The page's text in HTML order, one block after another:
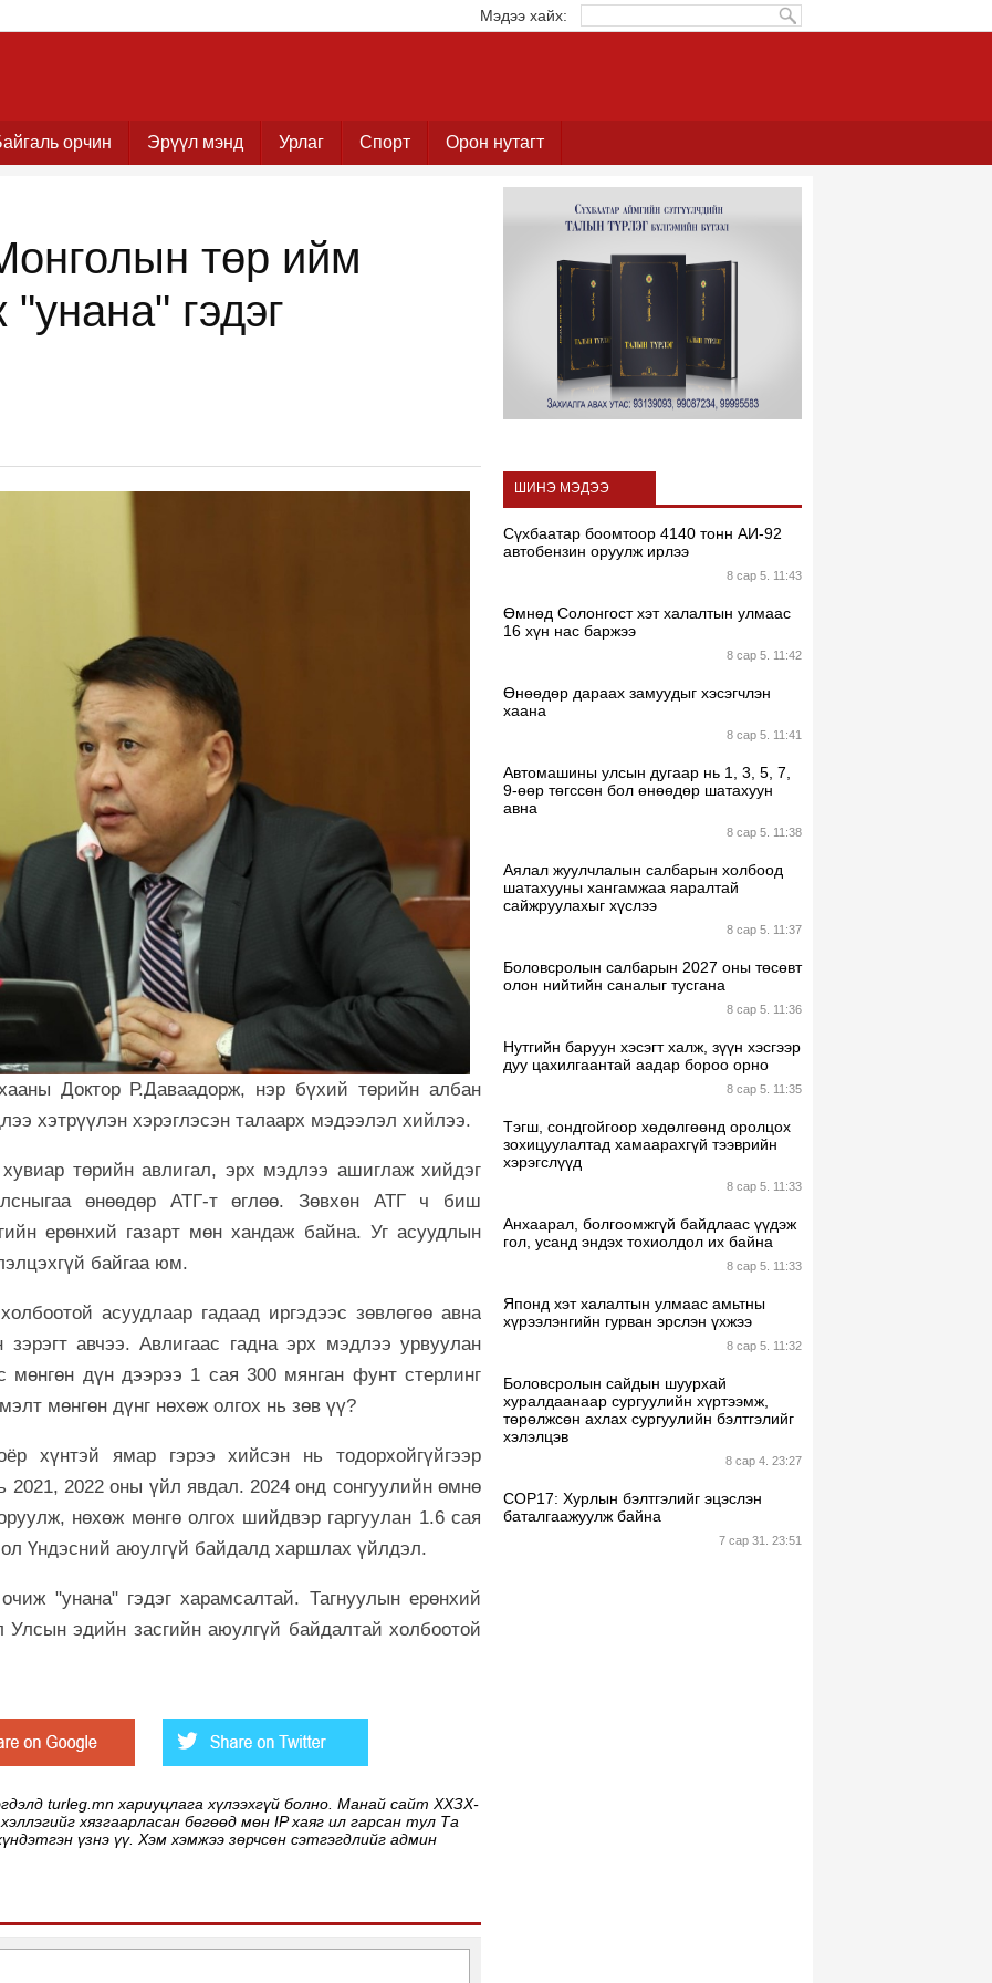
Мэдээ хайх:
орчин Эрүүл мэнд Урлаг Спорт Орон нутагт
төр ийм
гэдэг
Доктор Р.Даваадорж, нэр бүхий төрийн албан
хэтрүүлэн хэрэглэсэн талаарх мэдээлэл хийлээ.
төрийн авлигал, эрх мэдлээ ашиглаж хийдэг
өнөөдөр АТГ-т өглөө. Зөвхөн АТГ ч биш
ерөнхий газарт мөн хандаж байна. Уг асуудлын
байгаа юм.
асуудлаар гадаад иргэдээс зөвлөгөө авна
авчээ. Авлигаас гадна эрх мэдлээ урвуулан
мөнгөн дүн дээрээ 1 сая 300 мянган фунт стерлинг
мөнгөн дүнг нөхөж олгох нь зөв үү?
хүнтэй ямар гэрээ хийсэн нь тодорхойгүйгээр
2022 оны үйл явдал. 2024 онд сонгуулийн өмнө
нөхөж мөнгө олгох шийдвэр гаргуулан 1.6 сая
Үндэсний аюулгүй байдалд харшлах үйлдэл.
"унана" гэдэг харамсалтай. Тагнуулын ерөнхий
Улсын эдийн засгийн аюулгүй байдалтай холбоотой
turleg.mn хариуцлага хүлээхгүй болно. Манай сайт ХХЗХ-
хязгаарласан бөгөөд мөн IP хаяг ил гарсан тул Та
үзнэ үү. Хэм хэмжээ зөрчсөн сэтгэгдлийг админ
ШИНЭ МЭДЭЭ
Сүхбаатар боомтоор 4140 тонн АИ-92
автобензин оруулж ирлээ
8 сар 5. 11:43
Өмнөд Солонгост хэт халалтын улмаас
16 хүн нас баржээ
8 сар 5. 11:42
Өнөөдөр дараах замуудыг хэсэгчлэн
хаана
8 сар 5. 11:41
Автомашины улсын дугаар нь 1, 3, 5, 7,
9-өөр төгссөн бол өнөөдөр шатахуун
авна
8 сар 5. 11:38
Аялал жуулчлалын салбарын холбоод
шатахууны хангамжаа яаралтай
сайжруулахыг хүслээ
8 сар 5. 11:37
Боловсролын салбарын 2027 оны төсөвт
олон нийтийн саналыг тусгана
8 сар 5. 11:36
Нутгийн баруун хэсэгт халж, зүүн хэсгээр
дуу цахилгаантай аадар бороо орно
8 сар 5. 11:35
Тэгш, сондгойгоор хөдөлгөөнд оролцох
зохицуулалтад хамаарахгүй тээврийн
хэрэгслүүд
8 сар 5. 11:33
Анхаарал, болгоомжгүй байдлаас үүдэж
гол, усанд эндэх тохиолдол их байна
8 сар 5. 11:33
Японд хэт халалтын улмаас амьтны
хүрээлэнгийн гурван эрслэн үхжээ
8 сар 5. 11:32
Боловсролын сайдын шуурхай
хуралдаанаар сургуулийн хүртээмж,
төрөлжсөн ахлах сургуулийн бэлтгэлийг
хэлэлцэв
8 сар 4. 23:27
СОР17: Хурлын бэлтгэлийг эцэслэн
баталгаажуулж байна
7 сар 31. 23:51